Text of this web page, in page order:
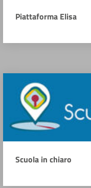
Piattaforma Elisa
Scuola in chiaro